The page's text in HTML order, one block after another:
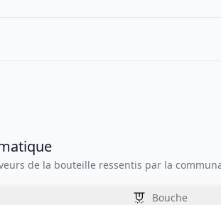
de la bouteille ressentis par la
Bouche